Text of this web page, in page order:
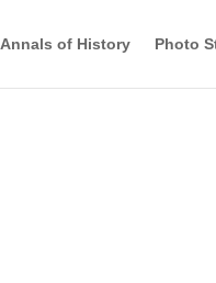
Annals of History Photo